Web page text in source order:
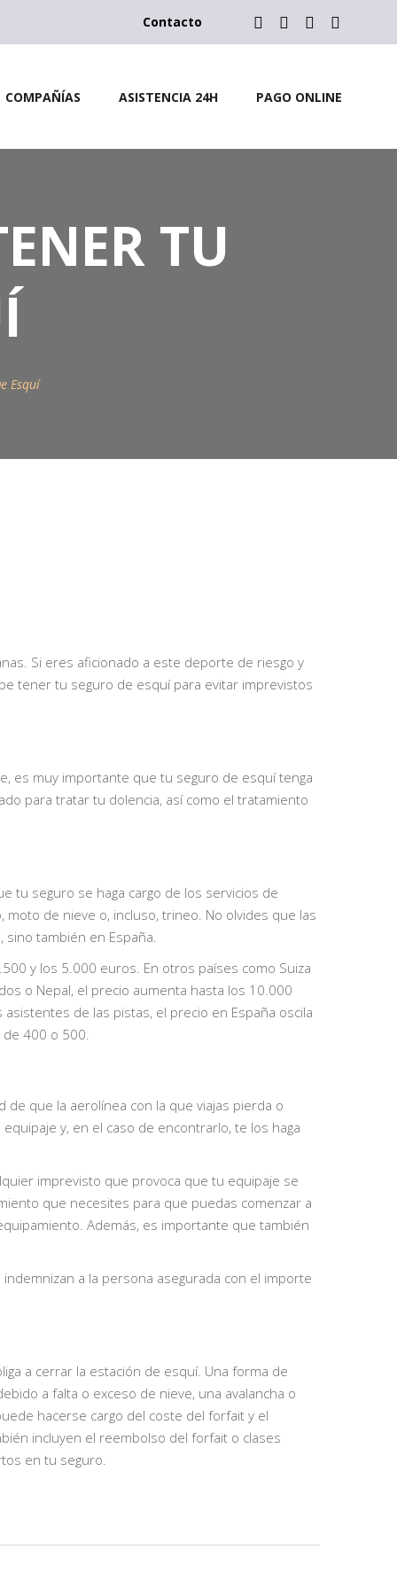
Contacto
COMPAÑÍAS ASISTENCIA 24H PAGO ONLINE
TU
Esquí
Si eres aficionado a este deporte de riesgo y
tener tu seguro de esquí para evitar imprevistos
es muy importante que tu seguro de esquítenga
para tratar tu dolencia, así como el tratamiento
tu seguro se haga cargo de los servicios de
de nieve o, incluso, trineo. No olvides que las
también en España.
y los 5.000 euros. En otros países como Suiza
o Nepal, el precio aumenta hasta los 10.000
de las pistas, el precio en España oscila
400 o 500.
que la aerolínea con la que viajas pierda o
y, en el caso de encontrarlo, te los haga
imprevisto que provoca que tu equipaje se
que necesites para que puedas comenzar a
Además, es importante que también
a la persona asegurada con el importe
a cerrar la estación de esquí. Una forma de
a falta o exceso de nieve, una avalancha o
hacerse cargo del coste del forfait y el
incluyen el reembolso del forfait o clases
en tu seguro.